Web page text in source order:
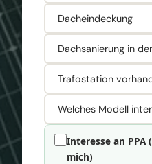
Interesse an PPA
mich)